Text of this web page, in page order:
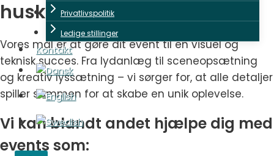
Privatlivspolitik
Ledige stillinger
Kontakt
huskes
Vores mål er at gøre dit event til en visuel og
teknisk succes. Fra lydanlæg til sceneopsætning
og kreativ lyssætning – vi sørger for, at alle detaljer
spiller sammen for at skabe en unik oplevelse.
Vi kan blandt andet hjælpe dig med
events som: